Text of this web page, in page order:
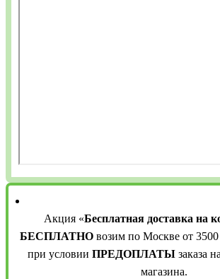
Акция «Бесплатная доставка на
БЕСПЛАТНО возим по Москве от
при условии ПРЕДОПЛАТЫзаказа
магазина.